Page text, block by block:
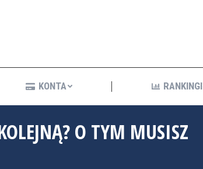
KONTA RANKINGI
O TYM MUSISZ